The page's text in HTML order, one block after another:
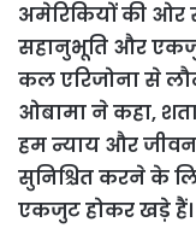
अमेरिकियों की ओर
सहानुभूति और
कल एरिजोना से
ओबामा ने कहा,
हम न्याय और
सुनिश्चित करने के
एकजुट होकर खड़े